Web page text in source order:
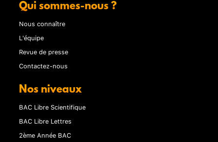
Qui sommes-nous ?
Nous connaître
L'équipe
Revue de presse
Contactez-nous
Nos niveaux
BAC Libre Scientifique
BAC Libre Lettres
2ème Année BAC